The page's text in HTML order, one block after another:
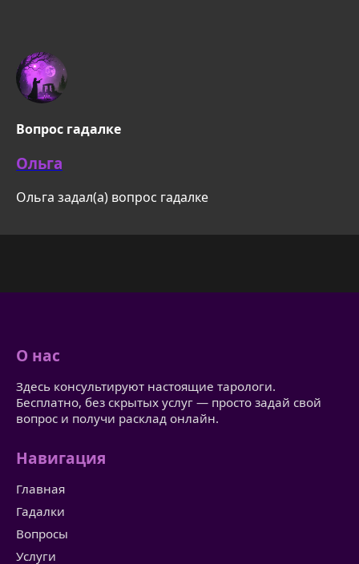
Вопрос гадалке
Ольга
Ольга задал(а) вопрос гадалке
О нас
Здесь консультируют настоящие тарологи.
Бесплатно, без скрытых услуг — просто задай свой
вопрос и получи расклад онлайн.
Навигация
Главная
Гадалки
Вопросы
Услуги